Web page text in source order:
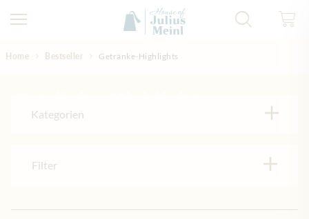
Home Bestseller Getränke-Highlights
Kategorien
Filter